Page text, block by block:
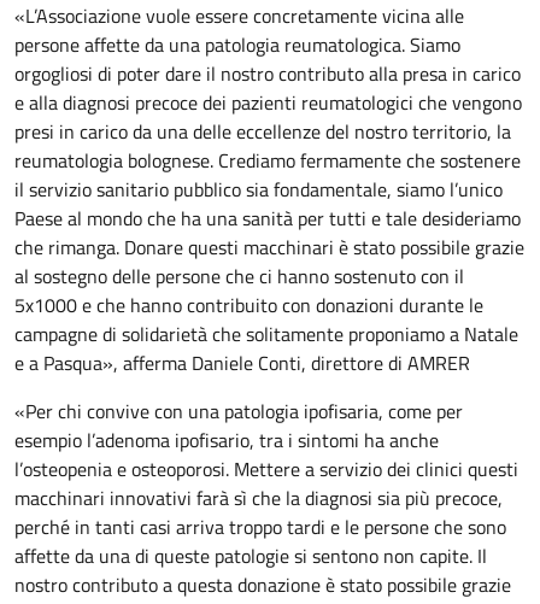
«L’Associazione vuole essere concretamente vicina alle
persone affette da una patologia reumatologica. Siamo
orgogliosi di poter dare il nostro contributo alla presa in carico
e alla diagnosi precoce dei pazienti reumatologici che vengono
presi in carico da una delle eccellenze del nostro territorio, la
reumatologia bolognese. Crediamo fermamente che sostenere
il servizio sanitario pubblico sia fondamentale, siamo l’unico
Paese al mondo che ha una sanità per tutti e tale desideriamo
che rimanga. Donare questi macchinari è stato possibile grazie
al sostegno delle persone che ci hanno sostenuto con il
5x1000 e che hanno contribuito con donazioni durante le
campagne di solidarietà che solitamente proponiamo a Natale
e a Pasqua», afferma Daniele Conti, direttore di AMRER
«Per chi convive con una patologia ipofisaria, come per
esempio l’adenoma ipofisario, tra i sintomi ha anche
l’osteopenia e osteoporosi. Mettere a servizio dei clinici questi
macchinari innovativi farà sì che la diagnosi sia più precoce,
perché in tanti casi arriva troppo tardi e le persone che sono
affette da una di queste patologie si sentono non capite. Il
nostro contributo a questa donazione è stato possibile grazie